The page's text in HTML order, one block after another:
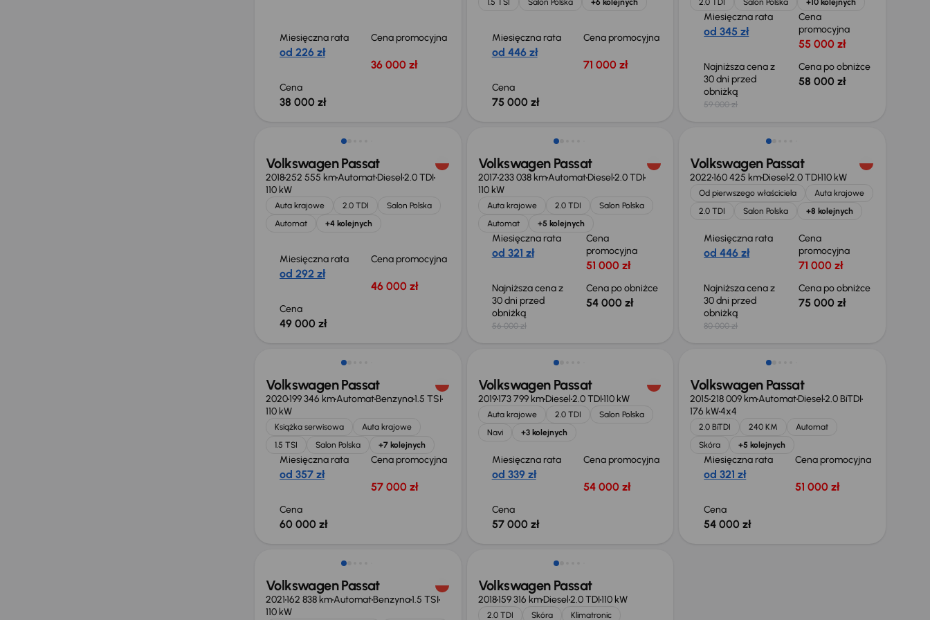
Miesięczna rata
od 226 zł
Cena promocyjna
36 000 zł
Cena
38 000 zł
1.5 TSI
Salon Polska +6 kolejnych
Miesięczna rata
od 446 zł
Cena promocyjna
71 000 zł
Cena
75 000 zł
2.0 TDI
Salon Polska +10 kolejnych
Miesięczna rata
od 345 zł
Cena
promocyjna
55 000 zł
Najniższa cena z
30 dni przed
obniżką
59 000 zł
Cena po obniżce
58 000 zł
Volkswagen Passat
2018252 555 kmAutomatDiesel2.0 TDI
110 kW
Auta krajowe 2.0 TDI
Salon Polska
Automat
+4 kolejnych
Miesięczna rata
od 292 zł
Cena promocyjna
46 000 zł
Cena
49 000 zł
Taniej o 2 000 zł
Volkswagen Passat
2017233 038 kmAutomatDiesel2.0 TDI
110 kW
Auta krajowe 2.0 TDI
Salon Polska
Automat
+5 kolejnych
Miesięczna rata
od 321 zł
Cena
promocyjna
51 000 zł
Najniższa cena z
30 dni przed
obniżką
56 000 zł
Cena po obniżce
54 000 zł
Taniej o 5 000 zł
Volkswagen Passat
2022160 425 kmDiesel2.0 TDI110 kW
Od pierwszego właściciela
Auta krajowe
2.0 TDI
Salon Polska +8 kolejnych
Miesięczna rata
od 446 zł
Cena
promocyjna
71 000 zł
Najniższa cena z
30 dni przed
obniżką
80 000 zł
Cena po obniżce
75 000 zł
Volkswagen Passat
2020199 346 kmAutomatBenzyna1.5 TSI
110 kW
Książka serwisowa
Auta krajowe
1.5 TSI
Salon Polska +7 kolejnych
Miesięczna rata
od 357 zł
Cena promocyjna
57 000 zł
Cena
60 000 zł
Volkswagen Passat
2019173 799 kmDiesel2.0 TDI110 kW
Auta krajowe 2.0 TDI
Salon Polska
Navi
+3 kolejnych
Miesięczna rata
od 339 zł
Cena promocyjna
54 000 zł
Cena
57 000 zł
Volkswagen Passat
2015218 009 kmAutomatDiesel2.0 BiTDI
176 kW4x4
2.0 BiTDI 240 KM
Automat
Skóra
+5 kolejnych
Miesięczna rata
od 321 zł
Cena promocyjna
51 000 zł
Cena
54 000 zł
Taniej o 1 000 zł
Volkswagen Passat
2021162 838 kmAutomatBenzyna1.5 TSI
110 kW
Volkswagen Passat
2018159 316 kmDiesel2.0 TDI110 kW
2.0 TDI Skóra Klimatronic